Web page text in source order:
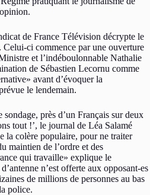
de France Télévision décrypte le
Celui-ci commence par une ouverture
et l’indéboulonnable Nathalie
de Sébastien Lecornu comme
avant d’évoquer la
le lendemain.
près d’un Français sur deux
tout !’, le journal de Léa Salamé
la colère populaire, pour ne traiter
maintien de l’ordre et des
qui travaille» explique le
n’est offerte aux opposant-es
de millions de personnes au bas
police.